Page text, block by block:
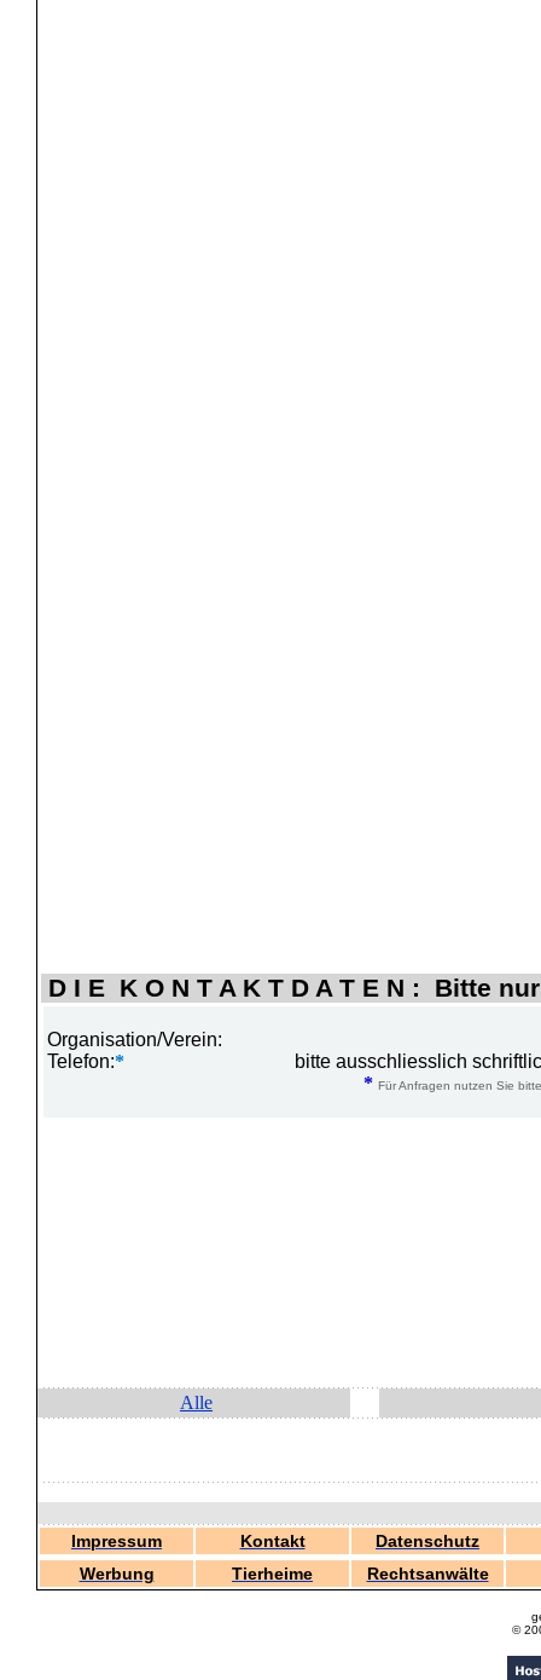
D I E K O N T A K T D A T E N : Bitte
Organisation/Verein:
Telefon:*
bitte ausschliesslich
* Für Anfragen nutzen Sie
Alle
Impressum Kontakt
Datenschutz
Werbung
Tierheime Rechtsanwälte
©